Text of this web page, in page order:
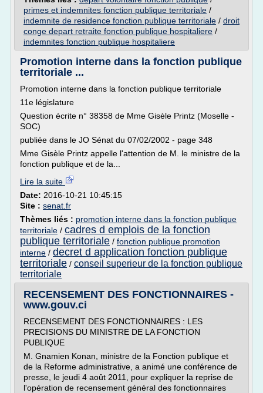
primes et indemnites fonction publique territoriale /
indemnite de residence fonction publique territoriale / droit
conge depart retraite fonction publique hospitaliere /
indemnites fonction publique hospitaliere
Promotion interne dans la fonction publique
territoriale ...
Promotion interne dans la fonction publique territoriale
11e législature
Question écrite n° 38358 de Mme Gisèle Printz (Moselle -
SOC)
publiée dans le JO Sénat du 07/02/2002 - page 348
Mme Gisèle Printz appelle l'attention de M. le ministre de la
fonction publique et de la...
Lire la suite
Date: 2016-10-21 10:45:15
Site : senat.fr
Thèmes liés : promotion interne dans la fonction publique
territoriale / cadres d emplois de la fonction
publique territoriale / fonction publique promotion
interne / decret d application fonction publique
territoriale / conseil superieur de la fonction publique
territoriale
RECENSEMENT DES FONCTIONNAIRES -
www.gouv.ci
RECENSEMENT DES FONCTIONNAIRES : LES
PRECISIONS DU MINISTRE DE LA FONCTION
PUBLIQUE
M. Gnamien Konan, ministre de la Fonction publique et
de la Reforme administrative, a animé une conférence de
presse, le jeudi 4 août 2011, pour expliquer la reprise de
l'opération de recensement général des fonctionnaires